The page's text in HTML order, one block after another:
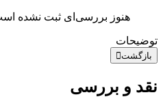
هنوز بررسی‌ای ثبت نشده
توضیحات
بازگشت
نقد و بررسی